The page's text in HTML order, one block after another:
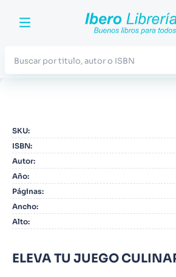
SKU:
ISBN:
Autor:
Año:
Páginas:
Ancho:
Alto:
ELEVA TU JUEGO
2. Blue Lock
3.
4. Odisea
5. Manga
6.
8. Noches Blancas